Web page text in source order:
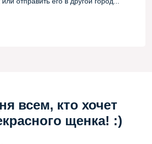
всем, кто хочет
щенка! :)